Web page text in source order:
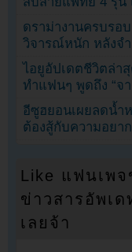
ดราม่างานครบรอ
วิจารณ์หนัก หลังจ
ไอยูอัปเดตชีวิตล่า
ทำแฟนๆ พูดถึง “จา
อีซูฮยอนเผยลดน้ำ
ต้องสู้กับความอยา
Like แฟนเพจ
ข่าวสารอัพเ
เลยจ้า